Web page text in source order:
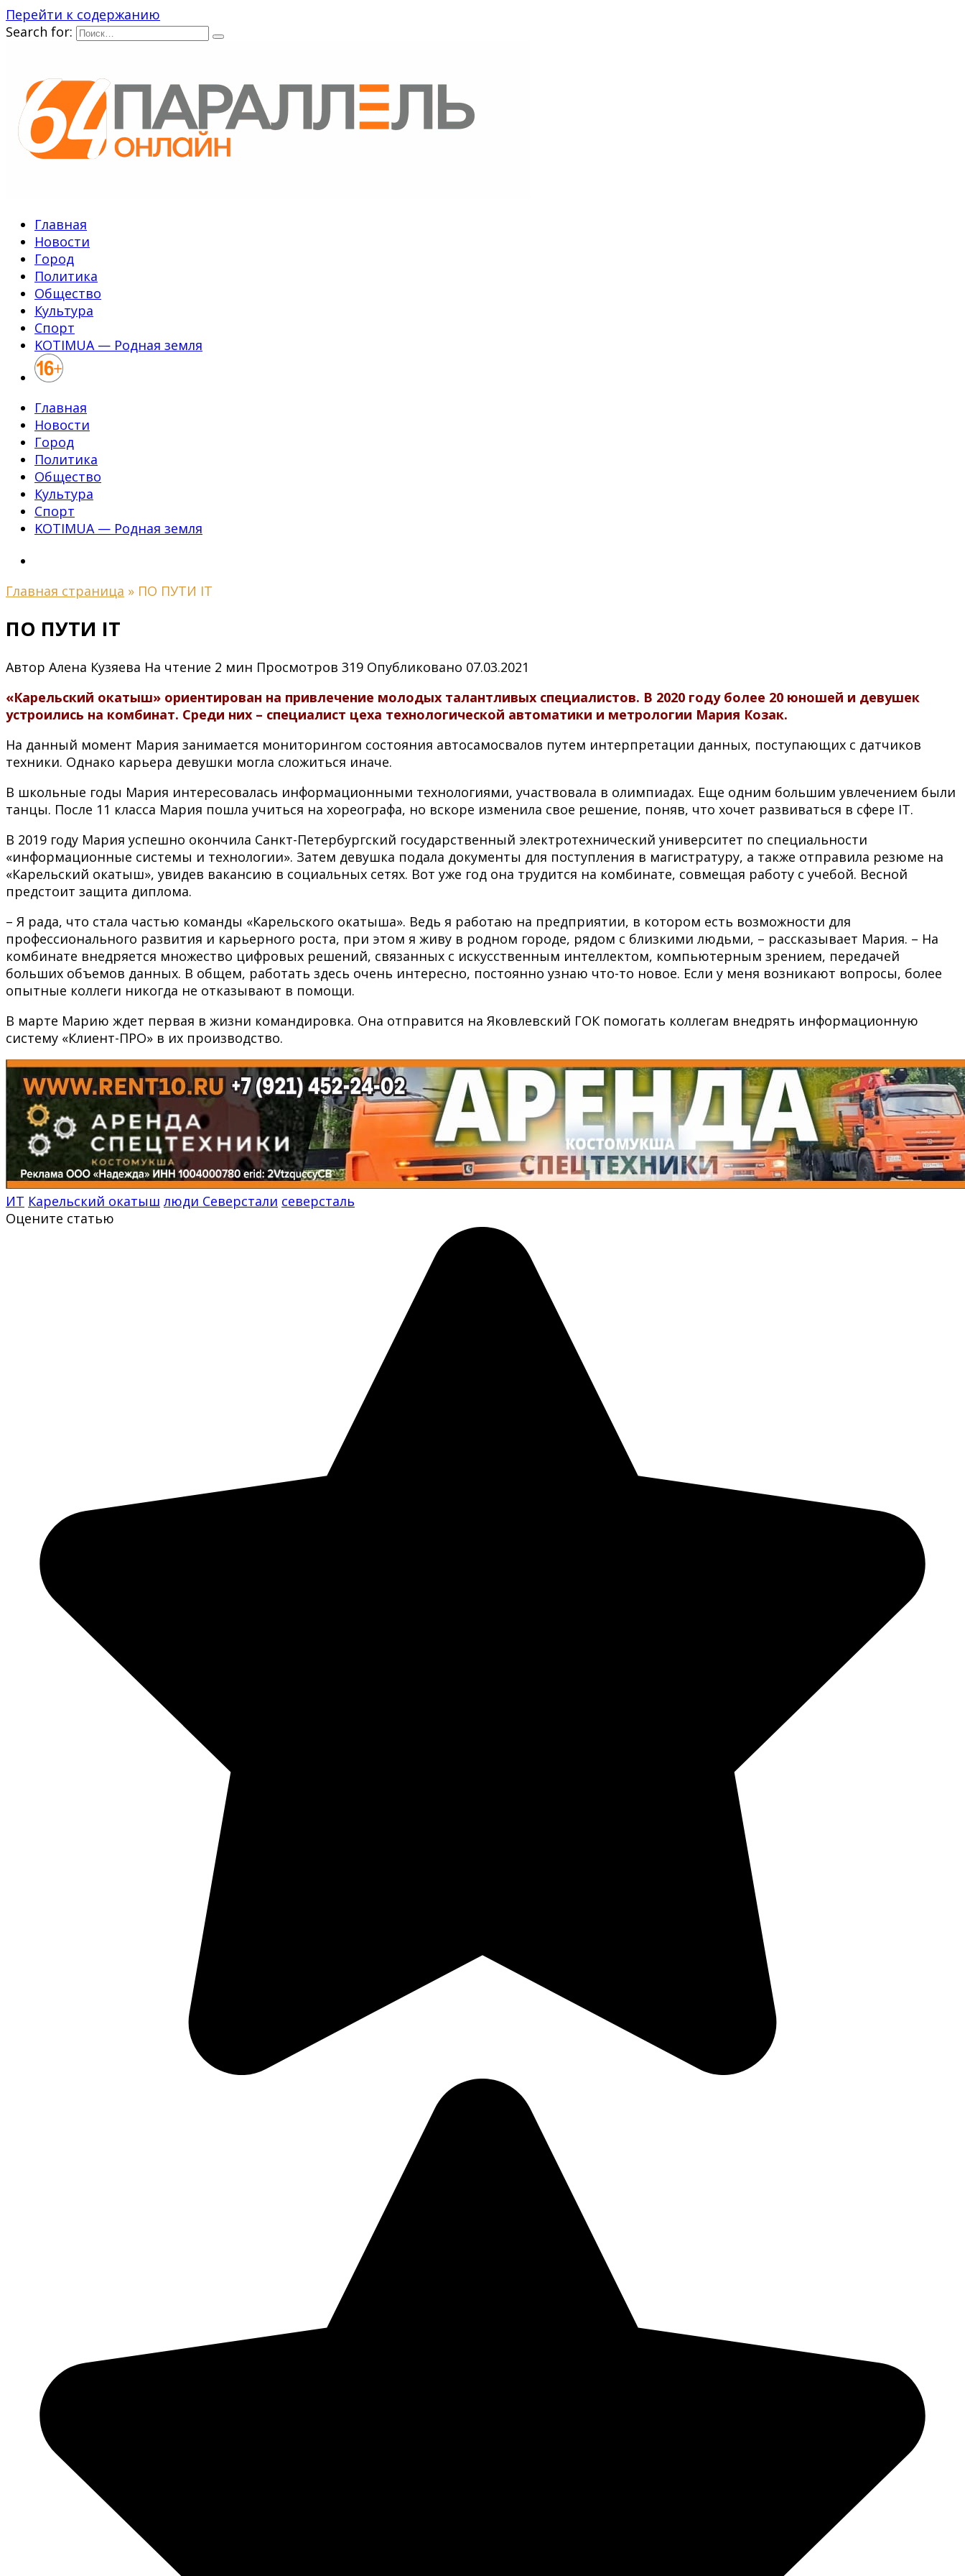
Перейти к содержанию
Search for:
Главная
Новости
Город
Политика
Общество
Культура
Спорт
KOTIMUA — Родная земля
Главная
Новости
Город
Политика
Общество
Культура
Спорт
KOTIMUA — Родная земля
Главная страница » ПО ПУТИ IT
ПО ПУТИ IT
Автор Алена Кузяева На чтение 2 мин Просмотров 319 Опубликовано 07.03.2021
«Карельский окатыш» ориентирован на привлечение молодых талантливых специалистов. В 2020 году более 20 юношей и девушек
устроились на комбинат. Среди них – специалист цеха технологической автоматики и метрологии Мария Козак.
На данный момент Мария занимается мониторингом состояния автосамосвалов путем интерпретации данных, поступающих с датчиков
техники. Однако карьера девушки могла сложиться иначе.
В школьные годы Мария интересовалась информационными технологиями, участвовала в олимпиадах. Еще одним большим увлечением были
танцы. После 11 класса Мария пошла учиться на хореографа, но вскоре изменила свое решение, поняв, что хочет развиваться в сфере IT.
В 2019 году Мария успешно окончила Санкт-Петербургский государственный электротехнический университет по специальности
«информационные системы и технологии». Затем девушка подала документы для поступления в магистратуру, а также отправила резюме на
«Карельский окатыш», увидев вакансию в социальных сетях. Вот уже год она трудится на комбинате, совмещая работу с учебой. Весной
предстоит защита диплома.
– Я рада, что стала частью команды «Карельского окатыша». Ведь я работаю на предприятии, в котором есть возможности для
профессионального развития и карьерного роста, при этом я живу в родном городе, рядом с близкими людьми, – рассказывает Мария. – На
комбинате внедряется множество цифровых решений, связанных с искусственным интеллектом, компьютерным зрением, передачей
больших объемов данных. В общем, работать здесь очень интересно, постоянно узнаю что-то новое. Если у меня возникают вопросы, более
опытные коллеги никогда не отказывают в помощи.
В марте Марию ждет первая в жизни командировка. Она отправится на Яковлевский ГОК помогать коллегам внедрять информационную
систему «Клиент-ПРО» в их производство.
ИТ Карельский окатыш люди Северстали северсталь
Оцените статью